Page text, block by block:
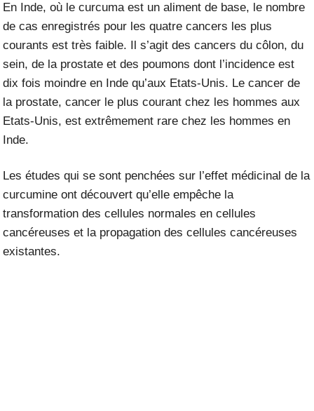
En Inde, où le curcuma est un aliment de base, le nombre
de cas enregistrés pour les quatre cancers les plus
courants est très faible. Il s’agit des cancers du côlon, du
sein, de la prostate et des poumons dont l’incidence est
dix fois moindre en Inde qu’aux Etats-Unis. Le cancer de
la prostate, cancer le plus courant chez les hommes aux
Etats-Unis, est extrêmement rare chez les hommes en
Inde.
Les études qui se sont penchées sur l’effet médicinal de la
curcumine ont découvert qu’elle empêche la
transformation des cellules normales en cellules
cancéreuses et la propagation des cellules cancéreuses
existantes.